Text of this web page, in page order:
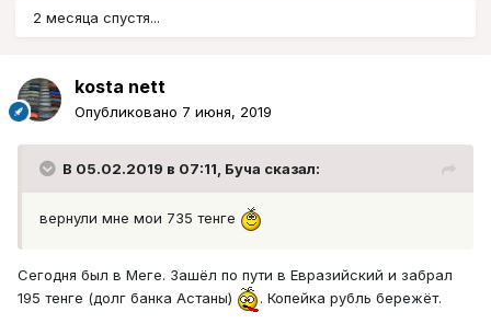
2 месяца спустя...
kosta nett
Опубликовано 7 июня, 2019
В 05.02.2019 в 07:11, Буча сказал:
вернули мне мои 735 тенге
Сегодня был в Меге. Зашёл по пути в Евразийский и забрал
195 тенге (долг банка Астаны)
. Копейка рубль бережёт.